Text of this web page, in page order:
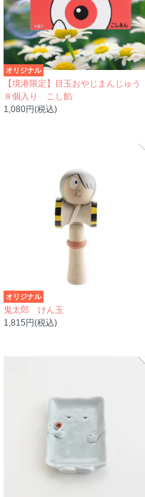
オリジナル
【境港限定】目玉おやじまんじゅう
８個入り こし餡
1,080円(税込)
オリジナル
鬼太郎 けん玉
1,815円(税込)